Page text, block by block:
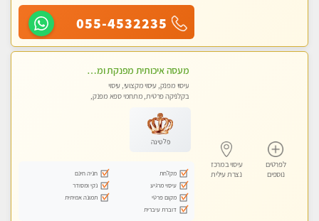
055-4532235
לפרטים
נוספים
עיסוי במרכז
נצרת עילית
מעסה איכותית מפנקת ומקצועית מאוד-עיסוי מרגיע ושקט במקום מדהים עיסוי מושקע מאוד לכל שרירי הגוף...מומלץ!! פרטי !!
עיסוי מפנק, עיסוי מקצועי, עיסוי
בקלניקה פרטית, מתחמי ספא מפנק,
פלטינה
מקלחת
חניה חינם
עיסוי מרגיע
נקי ומסודר
מקום פרטי
תמונה אמיתית
דוברת עיברית